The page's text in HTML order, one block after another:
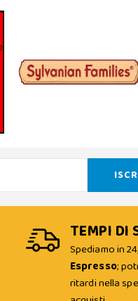
TEMPI DI
Spediamo in
Espresso;
ritardi nella